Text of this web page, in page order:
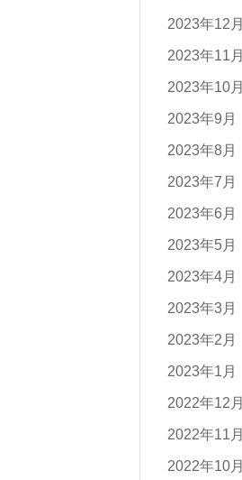
2023年12月
2023年11月
2023年10月
2023年9月
2023年8月
2023年7月
2023年6月
2023年5月
2023年4月
2023年3月
2023年2月
2023年1月
2022年12月
2022年11月
2022年10月